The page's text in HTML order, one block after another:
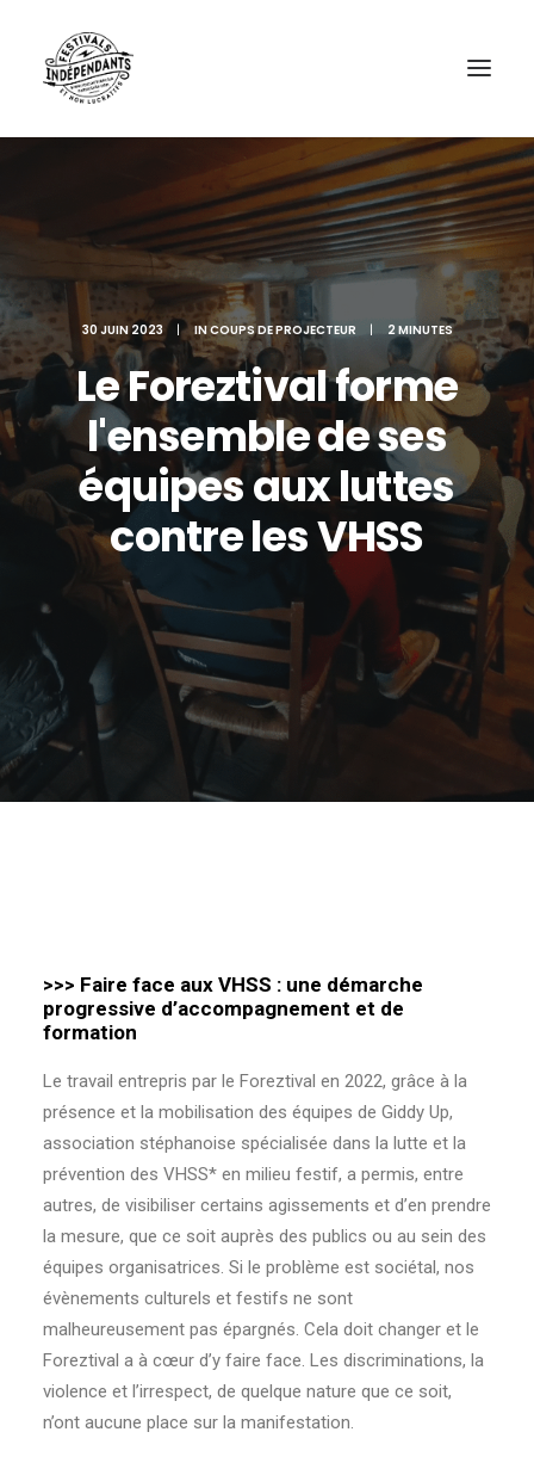
30 JUIN 2023 | INCOUPS DE PROJECTEUR | 2 MINUTES
Le Foreztival forme
l'ensemble de ses
équipes aux luttes
contre les VHSS
>>> Faire face aux VHSS : une démarche
progressive d’accompagnement et de
formation
Le travail entrepris par le Foreztival en 2022, grâce à la
présence et la mobilisation des équipes de Giddy Up,
association stéphanoise spécialisée dans la lutte et la
prévention des VHSS* en milieu festif, a permis, entre
autres, de visibiliser certains agissements et d’en prendre
la mesure, que ce soit auprès des publics ou au sein des
équipes organisatrices. Si le problème est sociétal, nos
évènements culturels et festifs ne sont
malheureusement pas épargnés. Cela doit changer et le
Foreztival a à cœur d’y faire face. Les discriminations, la
violence et l’irrespect, de quelque nature que ce soit,
n’ont aucune place sur la manifestation.